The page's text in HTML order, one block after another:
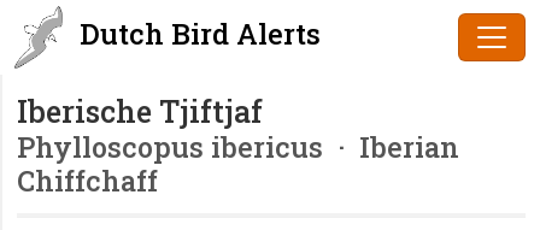
Dutch Bird Alerts
Iberische Tjiftjaf
Phylloscopus ibericus · Iberian
Chiffchaff